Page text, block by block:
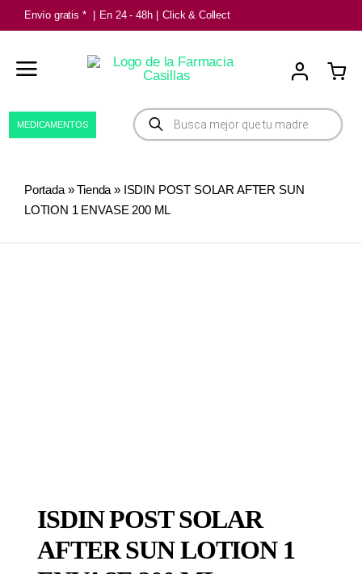
Saltar
al
contenido
Envío gratis * En 24 - 48h Click & Collect
Búsqueda
de
productos
MEDICAMENTOS
Portada»Tienda » ISDIN POST SOLAR AFTER SUN
LOTION 1 ENVASE 200 ML
ISDIN POST SOLAR
AFTER SUN LOTION 1